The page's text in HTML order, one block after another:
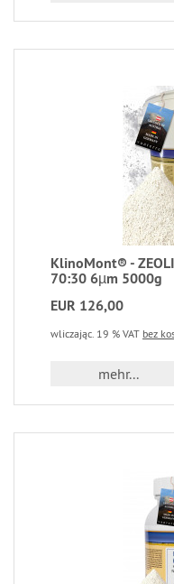
KlinoMont® -
70:30 6µm 5000g
EUR 126,00
wliczając. 19 % VAT bez
mehr...